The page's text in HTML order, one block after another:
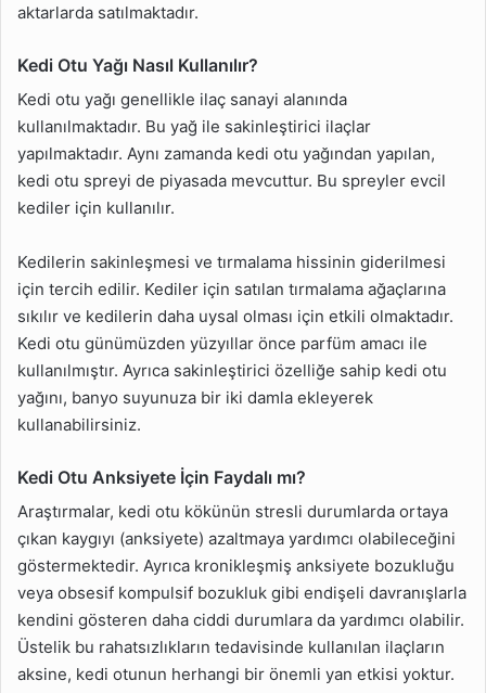
aktarlarda satılmaktadır.
Kedi Otu Yağı Nasıl Kullanılır?
Kedi otu yağı genellikle ilaç sanayi alanında
kullanılmaktadır. Bu yağ ile sakinleştirici ilaçlar
yapılmaktadır. Aynı zamanda kedi otu yağından yapılan,
kedi otu spreyi de piyasada mevcuttur. Bu spreyler evcil
kediler için kullanılır.
Kedilerin sakinleşmesi ve tırmalama hissinin giderilmesi
için tercih edilir. Kediler için satılan tırmalama ağaçlarına
sıkılır ve kedilerin daha uysal olması için etkili olmaktadır.
Kedi otu günümüzden yüzyıllar önce parfüm amacı ile
kullanılmıştır. Ayrıca sakinleştirici özelliğe sahip kedi otu
yağını, banyo suyunuza bir iki damla ekleyerek
kullanabilirsiniz.
Kedi Otu Anksiyete İçin Faydalı mı?
Araştırmalar, kedi otu kökünün stresli durumlarda ortaya
çıkan kaygıyı (anksiyete) azaltmaya yardımcı olabileceğini
göstermektedir. Ayrıca kronikleşmiş anksiyete bozukluğu
veya obsesif kompulsif bozukluk gibi endişeli davranışlarla
kendini gösteren daha ciddi durumlara da yardımcı olabilir.
Üstelik bu rahatsızlıkların tedavisinde kullanılan ilaçların
aksine, kedi otunun herhangi bir önemli yan etkisi yoktur.